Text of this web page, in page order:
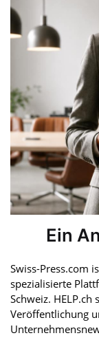
Ein
Swiss-Press.com
spezialisierte
Schweiz.
Veröffentlichung